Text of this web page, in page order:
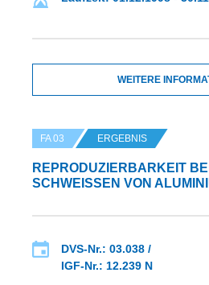
WEITERE
FA 03 ERGEBNIS
REPRODUZIERBARKEIT
SCHWEISSEN VON
DVS-Nr.: 03.038 /
IGF-Nr.: 12.239 N